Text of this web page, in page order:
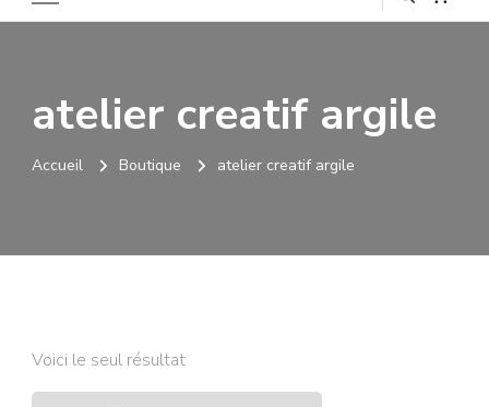
atelier creatif argile
Accueil Boutique atelier creatif argile
Voici le seul résultat